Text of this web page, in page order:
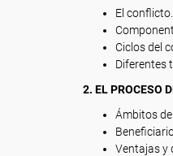
El
Ciclos del
Diferentes
2. EL PROCESO
Ámbitos
Ventajas y